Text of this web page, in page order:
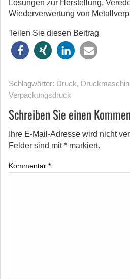
Lösungen zur Herstellung,
Wiederverwertung von
Teilen Sie diesen Beitrag
Schlagwörter: Druck,
Verpackungsdruck
Schreiben Sie einen
Ihre E-Mail-Adresse wird nicht
Felder sind mit* markiert.
Kommentar *